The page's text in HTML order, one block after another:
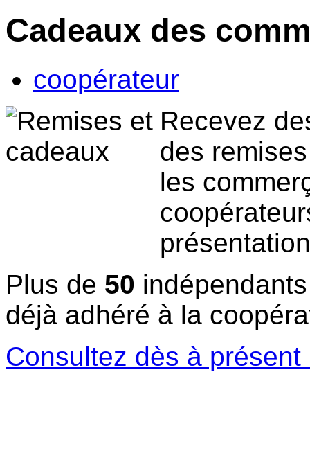
Cadeaux des
coopérateur
Recevez
des
les
Plus de 50
déjà adhéré à la
Consultez dès à